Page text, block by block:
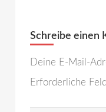
Schreibe einen
Deine E-Mail-
Erforderliche